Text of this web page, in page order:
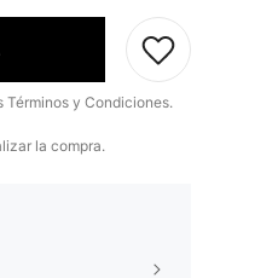
y Condiciones.
la compra.